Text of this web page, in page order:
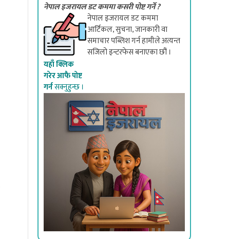
युद्धमैदानमा देखेको दृश्य
हामीले किन भोट
नेपाल इजरायल डट कममा कसरी पोष्ट गर्ने ?
यहाँ क्लिक
गरेर आफै पोष्ट
गर्नसक्नुहुन्छ ।
नेपाल इजरायल डट कममा
आर्टिकल, सुचना, जानकारी वा
समाचार पब्लिश गर्न हामीले अत्यन्त
सजिलो इन्टरफेस बनाएका छौं ।